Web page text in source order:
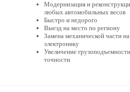
Модернизация и
любых автомобильных весов
Быстро и недорого
Выезд на место по региону
Замена механической части на
электронику
Увеличение
точности